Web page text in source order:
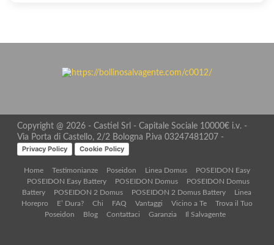
Copyright @ 2026 - Castiel Srl - Capitale Sociale 10000€ i.v. -
Via Porta di Castello, 2/2 Bologna P.iva 03247481207 -
Privacy Policy
Cookie Policy
Home Testimonianze Poseidon Linea Domus
POSEIDON Easy
POSEIDON Easy Battery
POSEIDON Domus
POSEIDON Domus
Battery
POSEIDON 2 Domus POSEIDON 2 Domus Battery
Linea
Horepro
E’ Dura? Chi FAQ Vantaggi Vicino a Te
Trova il Tuo
Poseidon
Blog Contattaci Garanzia Il Salvagente